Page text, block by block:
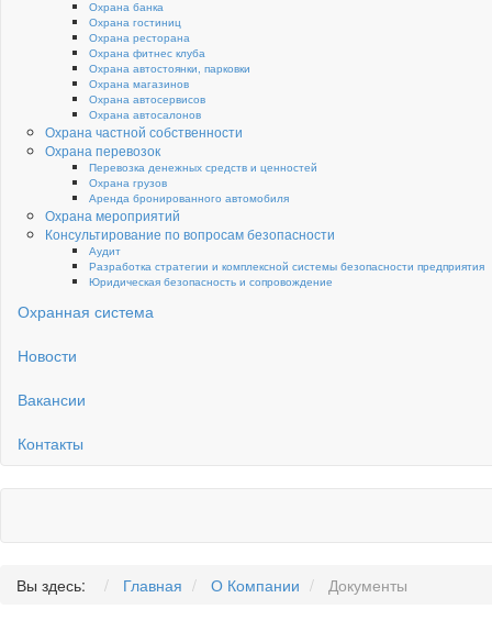
Охрана банка
Охрана гостиниц
Охрана ресторана
Охрана фитнес клуба
Охрана автостоянки, парковки
Охрана магазинов
Охрана автосервисов
Охрана автосалонов
Охрана частной собственности
Охрана перевозок
Перевозка денежных средств и ценностей
Охрана грузов
Аренда бронированного автомобиля
Охрана мероприятий
Консультирование по вопросам безопасности
Аудит
Разработка стратегии и комплексной системы безопасности предприятия
Юридическая безопасность и сопровождение
Охранная система
Новости
Вакансии
Контакты
Вы здесь: Главная О Компании Документы